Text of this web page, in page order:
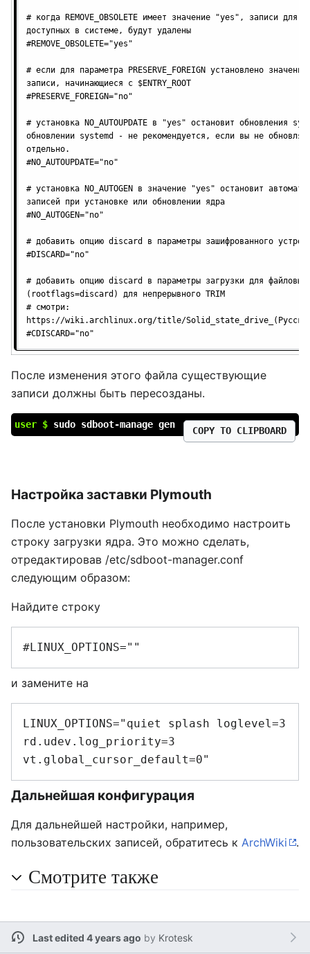
# когда REMOVE_OBSOLETE имеет значение "yes", записи для
доступных в системе, будут удалены
#REMOVE_OBSOLETE="yes"
# если для параметра PRESERVE_FOREIGN установлено
записи, начинающиеся с $ENTRY_ROOT
#PRESERVE_FOREIGN="no"
# установка NO_AUTOUPDATE в "yes" остановит обновления
обновлении systemd - не рекомендуется, если вы не
отдельно.
#NO_AUTOUPDATE="no"
# установка NO_AUTOGEN в значение "yes" остановит
записей при установке или обновлении ядра
#NO_AUTOGEN="no"
# добавить опцию discard в параметры зашифрованного
#DISCARD="no"
# добавить опцию discard в параметры загрузки для файловых
(rootflags=discard) для непрерывного TRIM
# смотри:
https://wiki.archlinux.org/title/
#CDISCARD="no"
После изменения этого файла существующие
записи должны быть пересозданы.
user $ sudo sdboot-manage gen
COPY TO CLIPBOARD
Настройка заставки Plymouth
После установки Plymouth необходимо настроить
строку загрузки ядра. Это можно сделать,
отредактировав /etc/sdboot-manager.conf
следующим образом:
Найдите строку
и замените на
LINUX_OPTIONS="quiet splash loglevel=3
rd.udev.log_priority=3
Дальнейшая конфигурация
Для дальнейшей настройки, например,
пользовательских записей, обратитесь к ArchWiki .
Смотрите также
Last edited 4 years ago by Krotesk